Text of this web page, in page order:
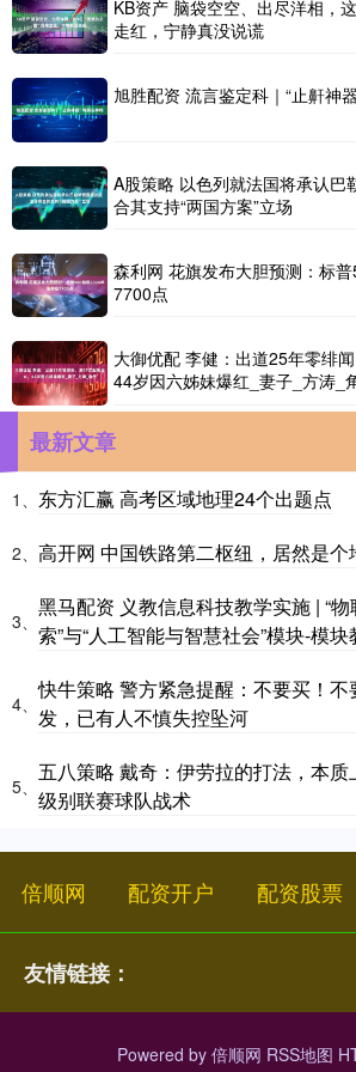
KB资产 脑袋空空、出尽洋相，
走红，宁静真没说谎
旭胜配资 流言鉴定科｜“止鼾神
A股策略 以色列就法国将承认巴
合其支持“两国方案”立场
森利网 花旗发布大胆预测：标
7700点
大御优配 李健：出道25年零绯
44岁因六姊妹爆红_妻子_方涛_
最新文章
1、 东方汇赢 高考区域地理24个出题点
2、 高开网 中国铁路第二枢纽，居然是个
3、
黑马配资 义教信息科技教学实施 | “
索”与“人工智能与智慧社会”模块-模
4、
快牛策略 警方紧急提醒：不要买！
发，已有人不慎失控坠河
5、
五八策略 戴奇：伊劳拉的打法，本
级别联赛球队战术
倍顺网 配资开户 配资股票
友情链接：
Powered by 倍顺网 RSS地图